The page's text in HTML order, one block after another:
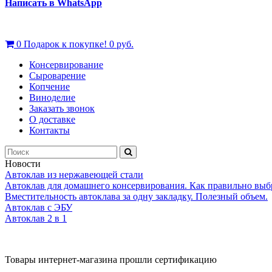
Написать в WhatsApp
0 Подарок к покупке! 0 руб.
Консервирование
Сыроварение
Копчение
Виноделие
Заказать звонок
О доставке
Контакты
Новости
Автоклав из нержавеющей стали
Автоклав для домашнего консервирования. Как правильно
Вместительность автоклава за одну закладку. Полезный объем.
Автоклав с ЭБУ
Автоклав 2 в 1
Товары интернет-магазина прошли сертификацию